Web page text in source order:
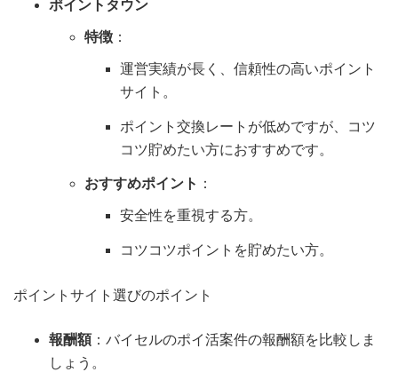
ポイントタウン
特徴 ：
運営実績が長く、信頼性の高いポイント
サイト。
ポイント交換レートが低めですが、コツ
コツ貯めたい方におすすめです。
おすすめポイント ：
安全性を重視する方。
コツコツポイントを貯めたい方。
ポイントサイト選びのポイント
報酬額：バイセルのポイ活案件の報酬額を比較しま
しょう。